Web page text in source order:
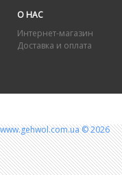
О НАС
Интернет-магазин
Доставка и оплата
www.gehwol.com.ua © 2026